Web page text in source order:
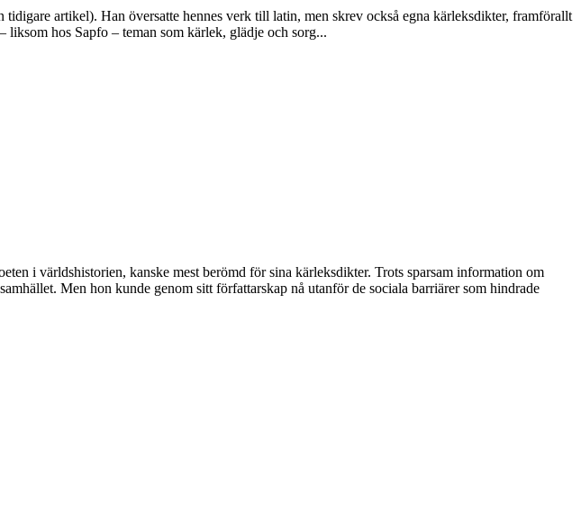
artikel). Han översatte hennes verk till latin, men skrev också egna kärleksdikter, framförallt
hos Sapfo – teman som kärlek, glädje och sorg...
i världshistorien, kanske mest berömd för sina kärleksdikter. Trots sparsam information om
Men hon kunde genom sitt författarskap nå utanför de sociala barriärer som hindrade